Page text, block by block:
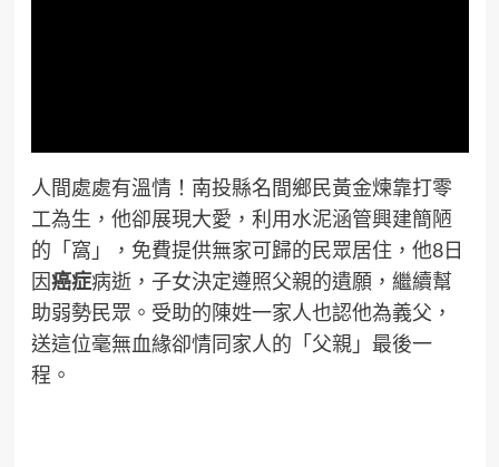
人間處處有溫情！南投縣名間鄉民黃金煉靠打零
工為生，他卻展現大愛，利用水泥涵管興建簡陋
的「窩」，免費提供無家可歸的民眾居住，他8日
因癌症病逝，子女決定遵照父親的遺願，繼續幫
助弱勢民眾。受助的陳姓一家人也認他為義父，
送這位毫無血緣卻情同家人的「父親」最後一
程。